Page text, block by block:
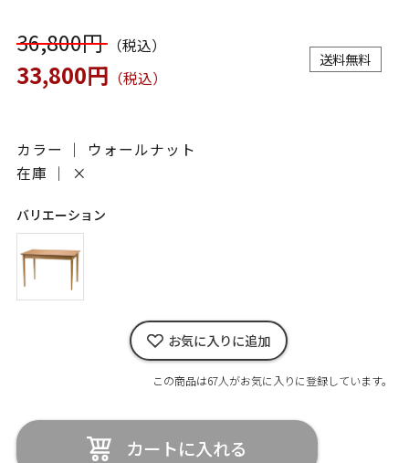
36,800円（税込）
33,800円 （税込）
送料無料
カラー ｜ ウォールナット
在庫 ｜
×
バリエーション
お気に入りに追加
この商品は67人がお気に入りに登録しています。
カートに入れる